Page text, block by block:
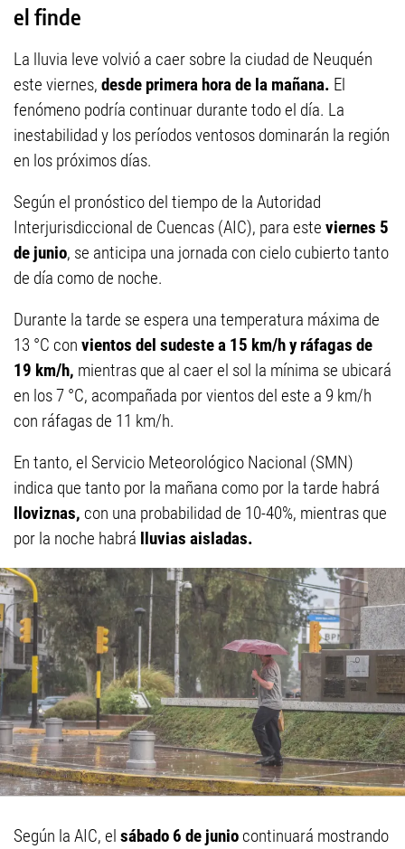
el finde
La lluvia leve volvió a caer sobre la ciudad de Neuquén
este viernes, desde primera hora de la mañana. El
fenómeno podría continuar durante todo el día. La
inestabilidad y los períodos ventosos dominarán la región
en los próximos días.
Según el pronóstico del tiempo de la Autoridad
Interjurisdiccional de Cuencas (AIC), para este viernes 5
de junio, se anticipa una jornada con cielo cubierto tanto
de día como de noche.
Durante la tarde se espera una temperatura máxima de
13 °C con vientos del sudeste a 15 km/h y ráfagas de
19 km/h, mientras que al caer el sol la mínima se ubicará
en los 7 °C, acompañada por vientos del este a 9 km/h
con ráfagas de 11 km/h.
En tanto, el Servicio Meteorológico Nacional (SMN)
indica que tanto por la mañana como por la tarde habrá
lloviznas, con una probabilidad de 10-40%, mientras que
por la noche habrá lluvias aisladas.
Según la AIC, el sábado 6 de junio continuará mostrando